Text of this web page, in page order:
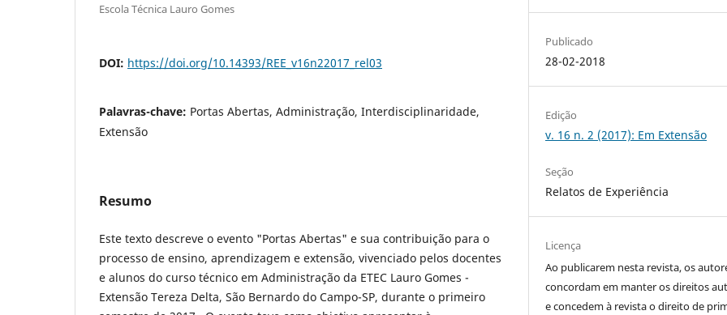
Escola Técnica Lauro Gomes
DOI: https://doi.org/10.14393/REE_v16n22017_rel03
Palavras-chave: Portas Abertas, Administração, Interdisciplinaridade,
Extensão
Resumo
Este texto descreve o evento "Portas Abertas" e sua contribuição para o
processo de ensino, aprendizagem e extensão, vivenciado pelos docentes
e alunos do curso técnico em Administração da ETEC Lauro Gomes -
Extensão Tereza Delta, São Bernardo do Campo-SP, durante o primeiro
Publicado
28-02-2018
Edição
v. 16 n. 2 (2017): Em Extensão
Seção
Relatos de Experiência
Licença
Ao publicarem nesta revista, os
concordam em manter os direitos
e concedem à revista o direito de